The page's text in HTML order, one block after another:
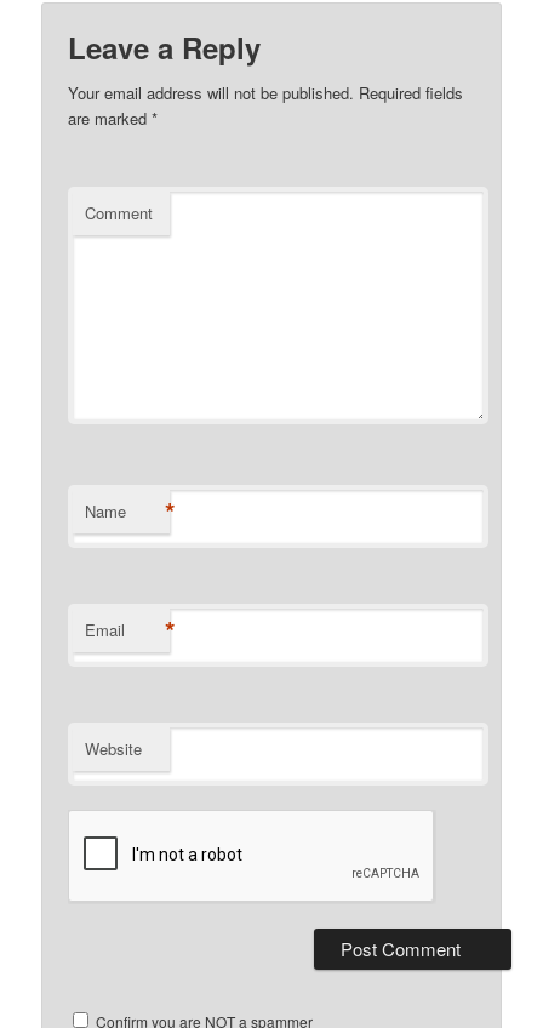
Leave a Reply
Your email address will not be published. Required fields
are marked*
Comment
Name *
Email *
Website
Confirm you are NOT a spammer